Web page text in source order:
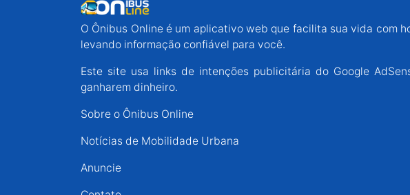
O Ônibus Online é um aplicativo web que facilita sua vida com
levando informação confiável para você.
Este site usa links de intenções publicitária do Google
ganharem dinheiro.
Sobre o Ônibus Online
Notícias de Mobilidade Urbana
Anuncie